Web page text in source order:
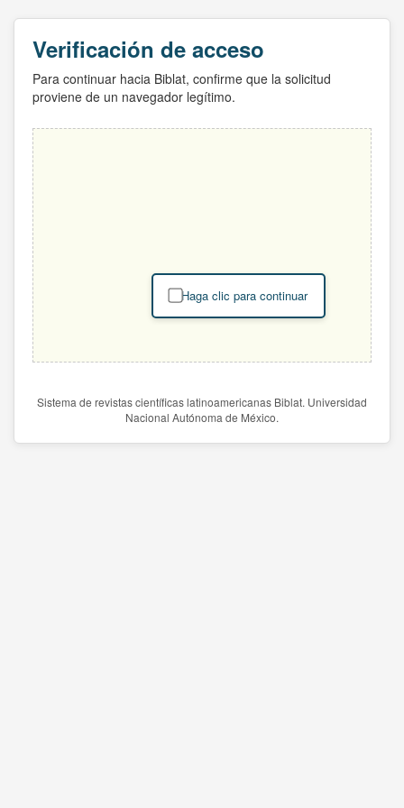
Verificación de acceso
Para continuar hacia Biblat, confirme que la solicitud
proviene de un navegador legítimo.
Haga clic para continuar
Sistema de revistas científicas latinoamericanas Biblat. Universidad
Nacional Autónoma de México.